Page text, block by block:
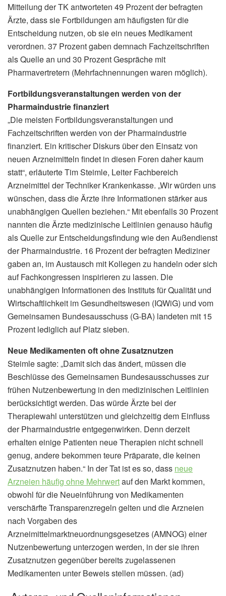
Mitteilung der TK antworteten 49 Prozent der befragten
Ärzte, dass sie Fortbildungen am häufigsten für die
Entscheidung nutzen, ob sie ein neues Medikament
verordnen. 37 Prozent gaben demnach Fachzeitschriften
als Quelle an und 30 Prozent Gespräche mit
Pharmavertretern (Mehrfachnennungen waren möglich).
Fortbildungsveranstaltungen werden von der
Pharmaindustrie finanziert
„Die meisten Fortbildungsveranstaltungen und
Fachzeitschriften werden von der Pharmaindustrie
finanziert. Ein kritischer Diskurs über den Einsatz von
neuen Arzneimitteln findet in diesen Foren daher kaum
statt“, erläuterte Tim Steimle, Leiter Fachbereich
Arzneimittel der Techniker Krankenkasse. „Wir würden uns
wünschen, dass die Ärzte ihre Informationen stärker aus
unabhängigen Quellen beziehen.“ Mit ebenfalls 30 Prozent
nannten die Ärzte medizinische Leitlinien genauso häufig
als Quelle zur Entscheidungsfindung wie den Außendienst
der Pharmaindustrie. 16 Prozent der befragten Mediziner
gaben an, im Austausch mit Kollegen zu handeln oder sich
auf Fachkongressen inspirieren zu lassen. Die
unabhängigen Informationen des Instituts für Qualität und
Wirtschaftlichkeit im Gesundheitswesen (IQWiG) und vom
Gemeinsamen Bundesausschuss (G-BA) landeten mit 15
Prozent lediglich auf Platz sieben.
Neue Medikamenten oft ohne Zusatznutzen
Steimle sagte: „Damit sich das ändert, müssen die
Beschlüsse des Gemeinsamen Bundesausschusses zur
frühen Nutzenbewertung in den medizinischen Leitlinien
berücksichtigt werden. Das würde Ärzte bei der
Therapiewahl unterstützen und gleichzeitig dem Einfluss
der Pharmaindustrie entgegenwirken. Denn derzeit
erhalten einige Patienten neue Therapien nicht schnell
genug, andere bekommen teure Präparate, die keinen
Zusatznutzen haben.“ In der Tat ist es so, dass neue
Arzneien häufig ohne Mehrwertauf den Markt kommen,
obwohl für die Neueinführung von Medikamenten
verschärfte Transparenzregeln gelten und die Arzneien
nach Vorgaben des
Arzneimittelmarktneuordnungsgesetzes (AMNOG) einer
Nutzenbewertung unterzogen werden, in der sie ihren
Zusatznutzen gegenüber bereits zugelassenen
Medikamenten unter Beweis stellen müssen. (ad)